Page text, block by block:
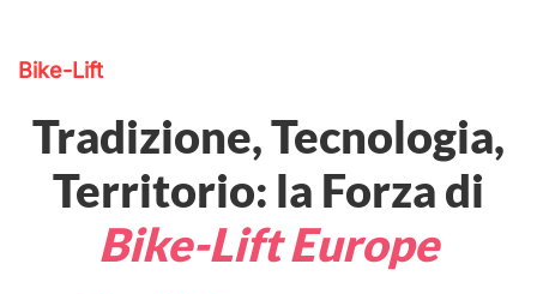
Bike-Lift
Tradizione, Tecnologia,
Territorio: la Forza di
Bike-Lift Europe